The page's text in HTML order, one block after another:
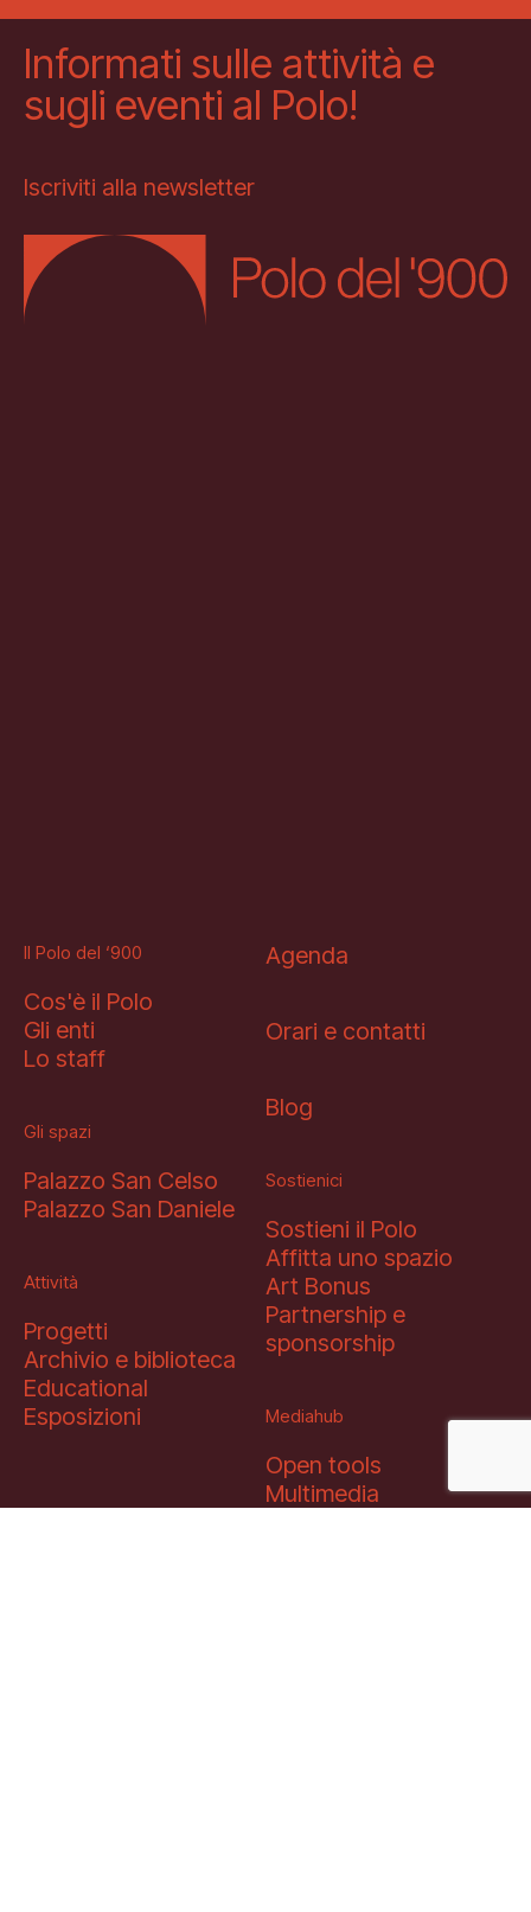
Informati sulle attività e
sugli eventi al Polo!
Iscriviti alla newsletter
Il Polo del ‘900
Cos'è il Polo
Gli enti
Lo staff
Gli spazi
Palazzo San Celso
Palazzo San Daniele
Attività
Progetti
Archivio e biblioteca
Educational
Esposizioni
Agenda
Orari e contatti
Blog
Sostienici
Sostieni il Polo
Affitta uno spazio
Art Bonus
Partnership e
sponsorship
Mediahub
Open tools
Multimedia